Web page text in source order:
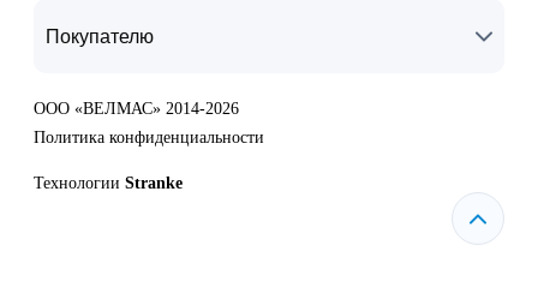
Покупателю
ООО «ВЕЛМАС» 2014-2026
Политика конфиденциальности
Технологии Stranke